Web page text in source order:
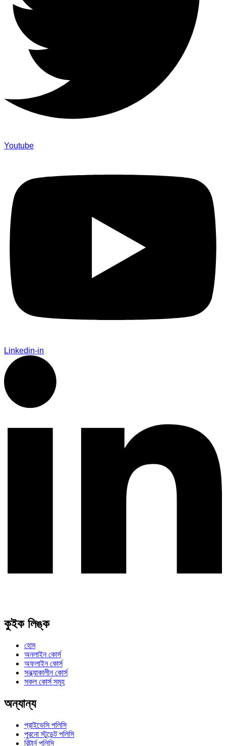
Youtube
Linkedin-in
কুইক লিঙ্ক
হোম
অনলাইন কোর্স
অফলাইন কোর্স
সন্ধ্যাকালীন কোর্স
সকল কোর্স সমূহ
অন্যান্য
প্রাইভেসি পলিসি
পুরনো স্টুডেন্ট পলিসি
রিটার্ন পলিসি